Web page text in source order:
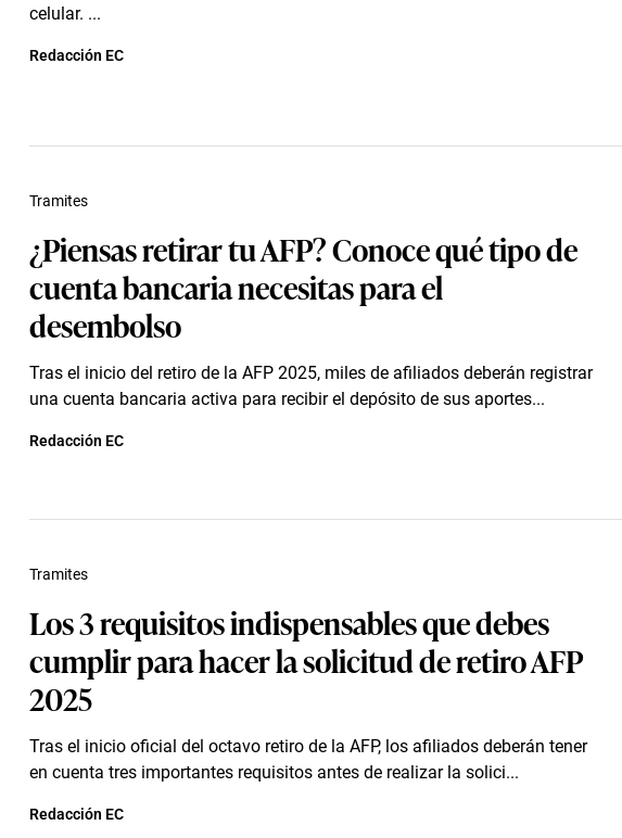
celular. ...
Redacción EC
¿Piensas retirar tu AFP? Conoce qué tipo de
cuenta bancaria necesitas para el
desembolso
Tras el inicio del retiro de la AFP 2025, miles de afiliados deberán registrar
una cuenta bancaria activa para recibir el depósito de sus aportes...
Tramites
Redacción EC
Los 3 requisitos indispensables que debes
cumplir para hacer la solicitud de retiro AFP
2025
Tras el inicio oficial del octavo retiro de la AFP, los afiliados deberán tener
en cuenta tres importantes requisitos antes de realizar la solici...
Tramites
Redacción EC